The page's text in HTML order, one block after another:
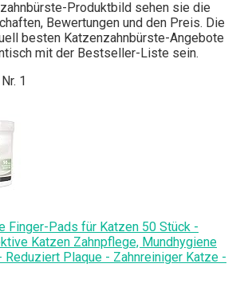
Produktbild sehen sie die
Bewertungen und den Preis. Die
besten Katzenzahnbürste-Angebote
mit der Bestseller-Liste sein.
1
Finger-Pads für Katzen 50 Stück -
Katzen Zahnpflege, Mundhygiene
Reduziert Plaque - Zahnreiniger Katze -